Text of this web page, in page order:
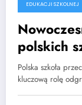
EDUKACJI SZKOLNEJ
polskich
Polska szkoła
kluczową rolę